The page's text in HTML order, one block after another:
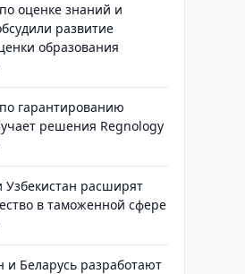
оценке знаний и
развитие
образования
гарантированию
решения Regnology
Узбекистан расширят
в таможенной сфере
и Беларусь разработают